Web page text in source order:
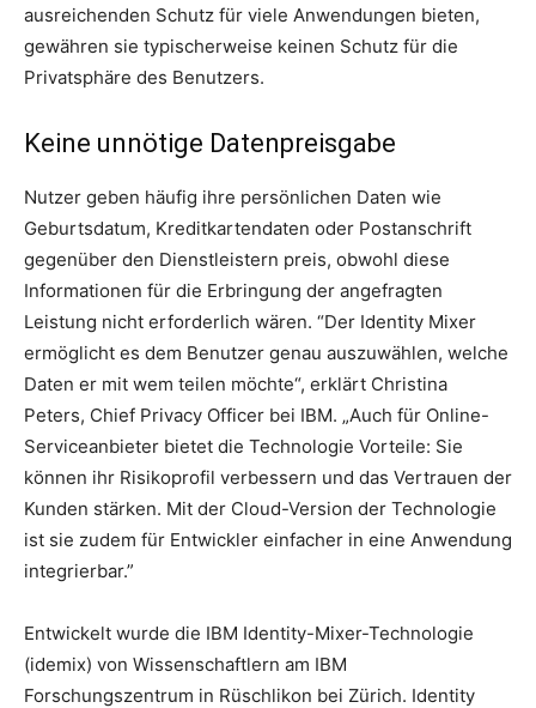
ausreichenden Schutz für viele Anwendungen bieten,
gewähren sie typischerweise keinen Schutz für die
Privatsphäre des Benutzers.
Keine unnötige Datenpreisgabe
Nutzer geben häufig ihre persönlichen Daten wie
Geburtsdatum, Kreditkartendaten oder Postanschrift
gegenüber den Dienstleistern preis, obwohl diese
Informationen für die Erbringung der angefragten
Leistung nicht erforderlich wären. “Der Identity Mixer
ermöglicht es dem Benutzer genau auszuwählen, welche
Daten er mit wem teilen möchte“, erklärt Christina
Peters, Chief Privacy Officer bei IBM. „Auch für Online-
Serviceanbieter bietet die Technologie Vorteile: Sie
können ihr Risikoprofil verbessern und das Vertrauen der
Kunden stärken. Mit der Cloud-Version der Technologie
ist sie zudem für Entwickler einfacher in eine Anwendung
integrierbar.”
Entwickelt wurde die IBM Identity-Mixer-Technologie
(idemix) von Wissenschaftlern am IBM
Forschungszentrum in Rüschlikon bei Zürich. Identity